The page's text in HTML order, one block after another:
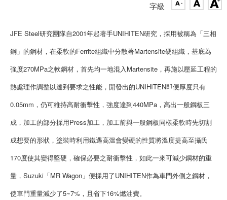
字級
JFE Steel研究團隊自2001年起著手UNIHITEN研究，採用被稱為「三相
鋼」的鋼材，在柔軟的Ferrite組織中分散著Martensite硬組織，基底為
強度270MPa之軟鋼材，首先均一地混入Martensite，再施以壓延工程的
熱處理作調整以達到要求之性能，開發出的UNIHITEN即便厚度只有
0.05mm，仍可維持高耐衝擊性，強度達到440MPa，高出一般鋼板三
成，加工的部分採用Press加工，加工前與一般鋼板同樣柔軟時先切割
成想要的形狀，塗裝時利用鐵遇高溫會變硬的性質將溫度提高至攝氏
170度使其變得堅硬，確保必要之耐衝擊性，如此一來可減少鋼材的重
量，Suzuki「MR Wagon」便採用了UNIHITEN作為車門外側之鋼材，
使車門重量減少了5~7%，且省下16%燃油費。